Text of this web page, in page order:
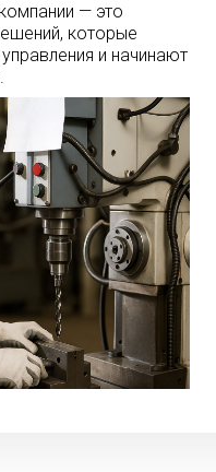
— это
которые
и начинают